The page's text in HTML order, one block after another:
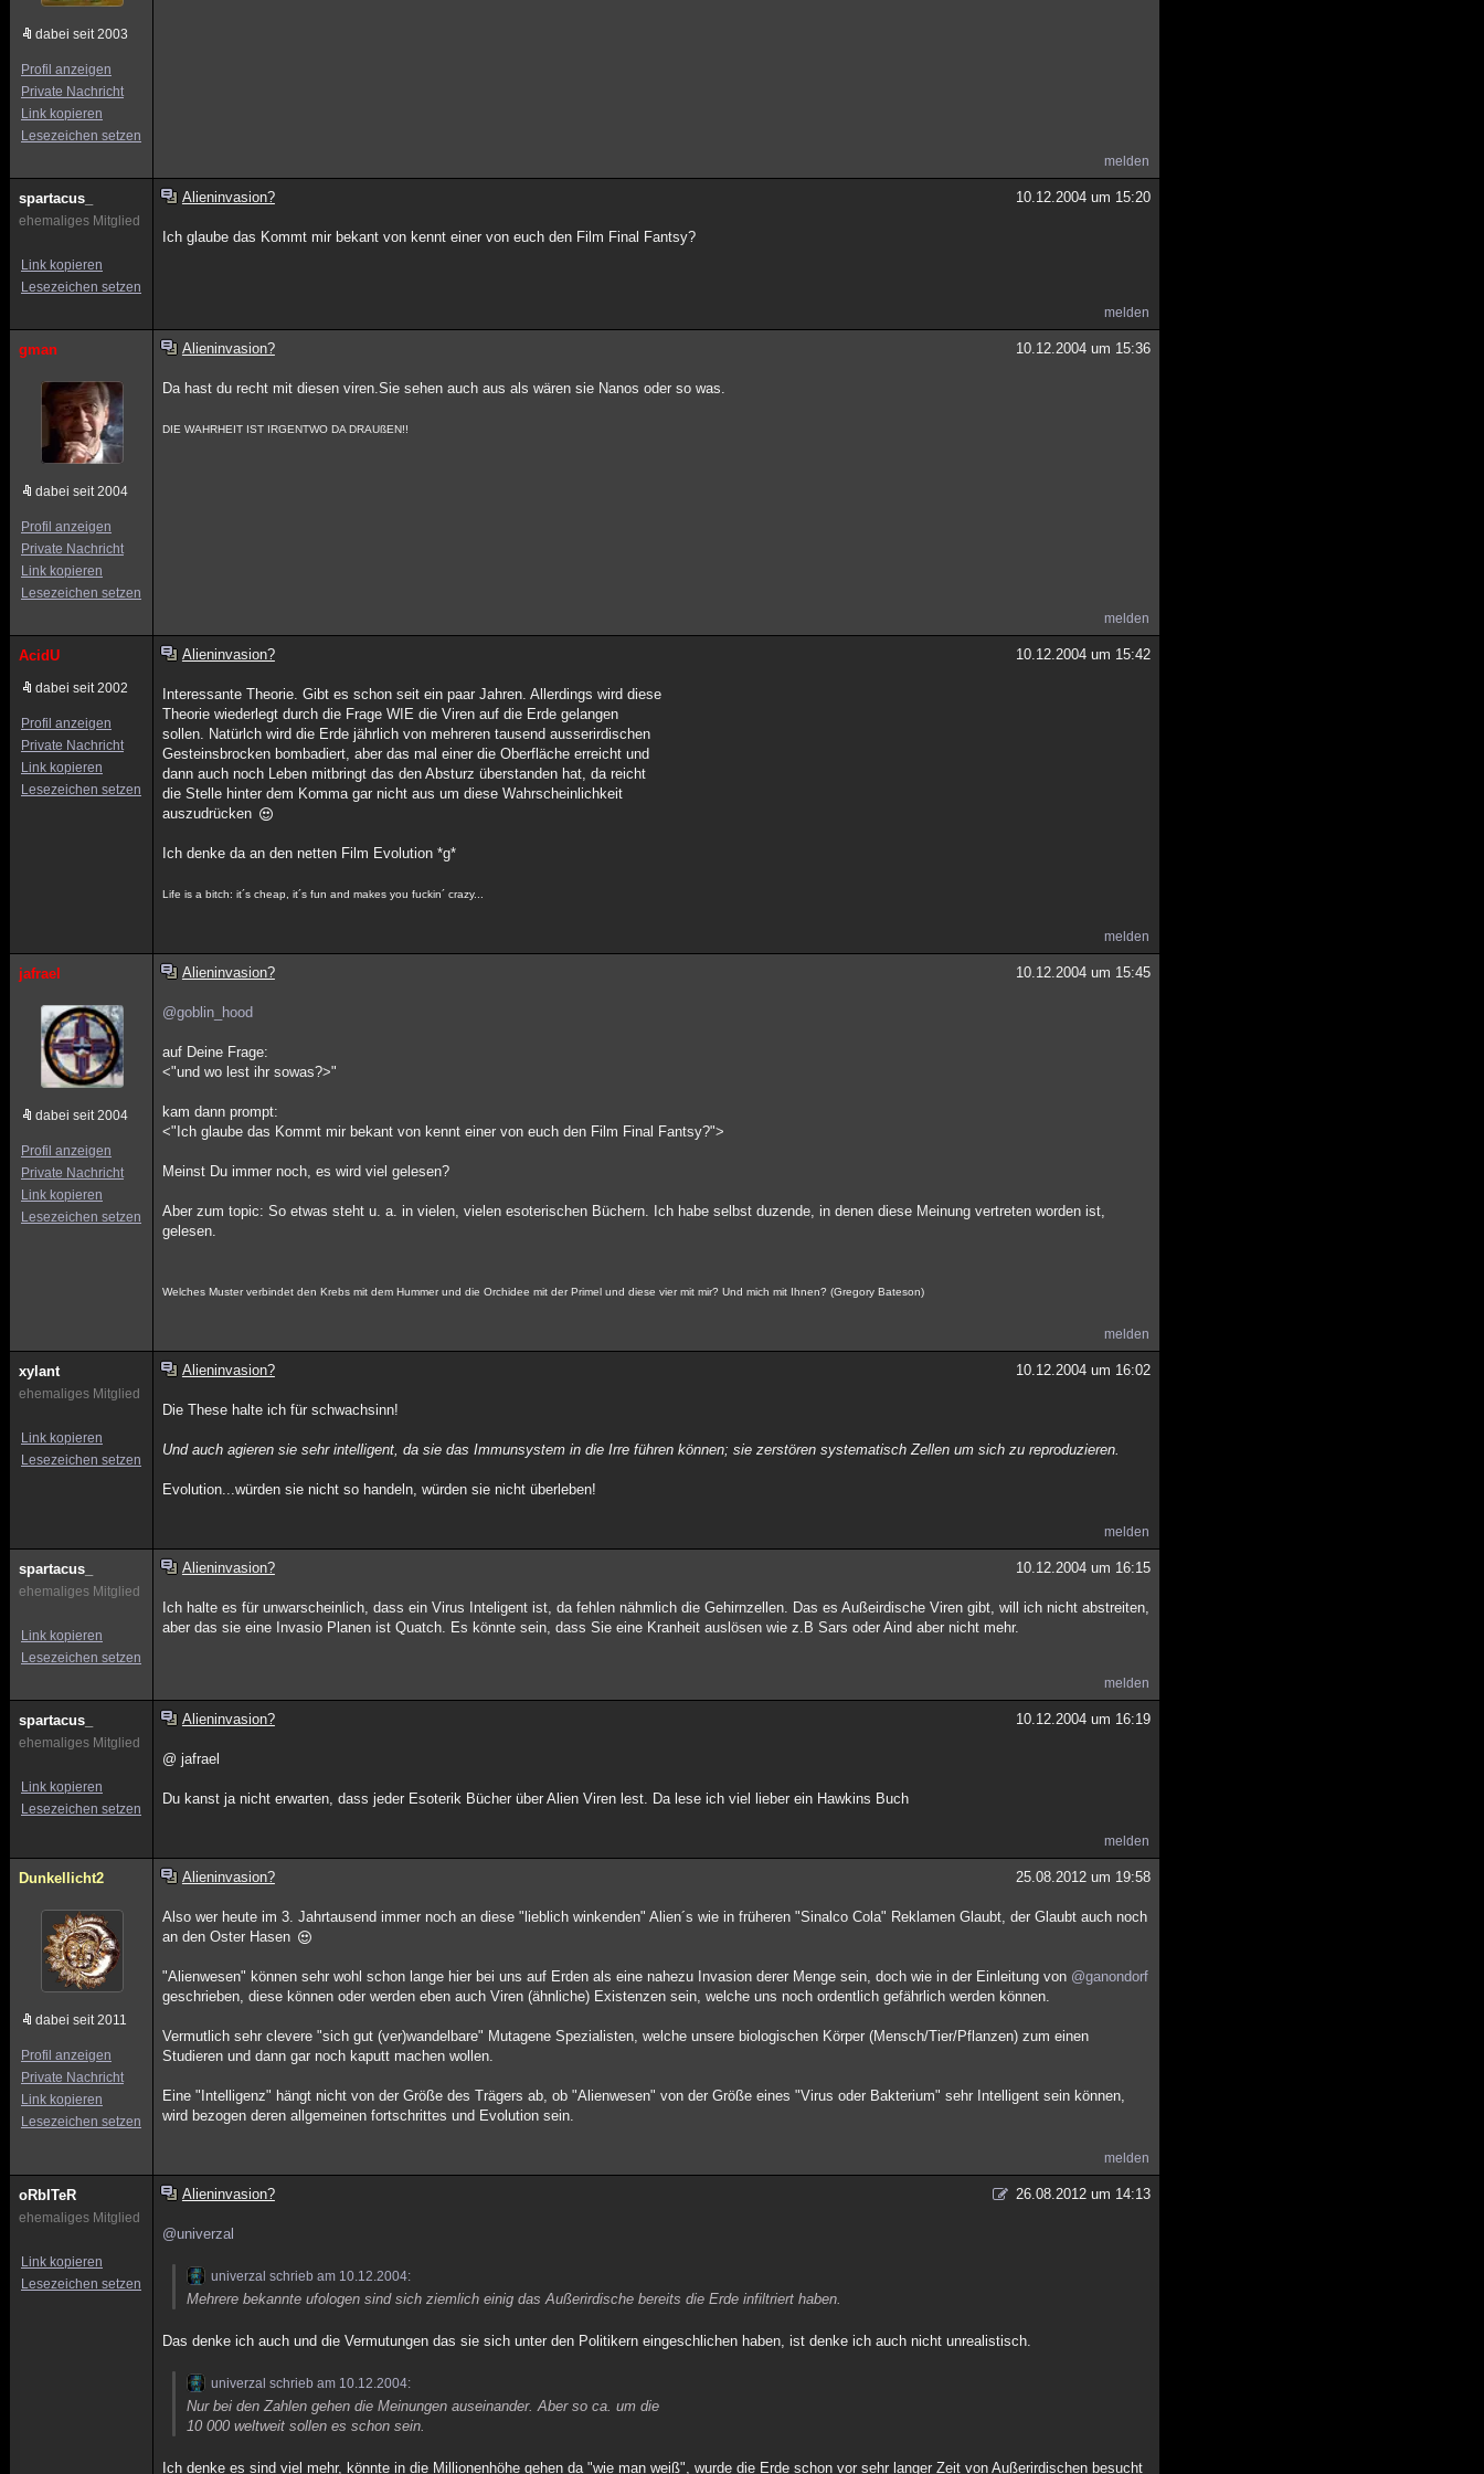
dabei seit 2003
Profil anzeigen
Private Nachricht
Link kopieren
Lesezeichen setzen
melden
spartacus_
ehemaliges Mitglied
Link kopieren
Lesezeichen setzen
Alieninvasion? 10.12.2004 um 15:20
Ich glaube das Kommt mir bekant von kennt einer von euch den Film Final Fantsy?
melden
gman
dabei seit 2004
Profil anzeigen
Private Nachricht
Link kopieren
Lesezeichen setzen
Alieninvasion? 10.12.2004 um 15:36
Da hast du recht mit diesen viren.Sie sehen auch aus als wären sie Nanos oder so was.
DIE WAHRHEIT IST IRGENTWO DA DRAUßEN!!
melden
AcidU
dabei seit 2002
Profil anzeigen
Private Nachricht
Link kopieren
Lesezeichen setzen
Alieninvasion? 10.12.2004 um 15:42
Interessante Theorie. Gibt es schon seit ein paar Jahren. Allerdings wird diese
Theorie wiederlegt durch die Frage WIE die Viren auf die Erde gelangen
sollen. Natürlch wird die Erde jährlich von mehreren tausend ausserirdischen
Gesteinsbrocken bombadiert, aber das mal einer die Oberfläche erreicht und
dann auch noch Leben mitbringt das den Absturz überstanden hat, da reicht
die Stelle hinter dem Komma gar nicht aus um diese Wahrscheinlichkeit
auszudrücken
Ich denke da an den netten Film Evolution *g*
Life is a bitch: it´s cheap, it´s fun and makes you fuckin´ crazy...
melden
jafrael
dabei seit 2004
Profil anzeigen
Private Nachricht
Link kopieren
Lesezeichen setzen
Alieninvasion? 10.12.2004 um 15:45
@goblin_hood
auf Deine Frage:
<"und wo lest ihr sowas?>"
kam dann prompt:
<"Ich glaube das Kommt mir bekant von kennt einer von euch den Film Final Fantsy?">
Meinst Du immer noch, es wird viel gelesen?
Aber zum topic: So etwas steht u. a. in vielen, vielen esoterischen Büchern. Ich habe selbst duzende, in denen diese Meinung vertreten worden ist,
gelesen.
Welches Muster verbindet den Krebs mit dem Hummer und die Orchidee mit der Primel und diese vier mit mir? Und mich mit Ihnen? (Gregory Bateson)
melden
xylant
ehemaliges Mitglied
Link kopieren
Lesezeichen setzen
Alieninvasion? 10.12.2004 um 16:02
Die These halte ich für schwachsinn!
Und auch agieren sie sehr intelligent, da sie das Immunsystem in die Irre führen können; sie zerstören systematisch Zellen um sich zu reproduzieren.
Evolution...würden sie nicht so handeln, würden sie nicht überleben!
melden
spartacus_
ehemaliges Mitglied
Link kopieren
Lesezeichen setzen
Alieninvasion? 10.12.2004 um 16:15
Ich halte es für unwarscheinlich, dass ein Virus Inteligent ist, da fehlen nähmlich die Gehirnzellen. Das es Außeirdische Viren gibt, will ich nicht abstreiten,
aber das sie eine Invasio Planen ist Quatch. Es könnte sein, dass Sie eine Kranheit auslösen wie z.B Sars oder Aind aber nicht mehr.
melden
spartacus_
ehemaliges Mitglied
Link kopieren
Lesezeichen setzen
Alieninvasion? 10.12.2004 um 16:19
@ jafrael
Du kanst ja nicht erwarten, dass jeder Esoterik Bücher über Alien Viren lest. Da lese ich viel lieber ein Hawkins Buch
melden
Dunkellicht2
dabei seit 2011
Profil anzeigen
Private Nachricht
Link kopieren
Lesezeichen setzen
Alieninvasion? 25.08.2012 um 19:58
Also wer heute im 3. Jahrtausend immer noch an diese "lieblich winkenden" Alien´s wie in früheren "Sinalco Cola" Reklamen Glaubt, der Glaubt auch noch
an den Oster Hasen
"Alienwesen" können sehr wohl schon lange hier bei uns auf Erden als eine nahezu Invasion derer Menge sein, doch wie in der Einleitung von @ganondorf
geschrieben, diese können oder werden eben auch Viren (ähnliche) Existenzen sein, welche uns noch ordentlich gefährlich werden können.
Vermutlich sehr clevere "sich gut (ver)wandelbare" Mutagene Spezialisten, welche unsere biologischen Körper (Mensch/Tier/Pflanzen) zum einen
Studieren und dann gar noch kaputt machen wollen.
Eine "Intelligenz" hängt nicht von der Größe des Trägers ab, ob "Alienwesen" von der Größe eines "Virus oder Bakterium" sehr Intelligent sein können,
wird bezogen deren allgemeinen fortschrittes und Evolution sein.
melden
oRbITeR
ehemaliges Mitglied
Link kopieren
Lesezeichen setzen
Alieninvasion? 26.08.2012 um 14:13
@univerzal
univerzal schrieb am 10.12.2004:
Mehrere bekannte ufologen sind sich ziemlich einig das Außerirdische bereits die Erde infiltriert haben.
Das denke ich auch und die Vermutungen das sie sich unter den Politikern eingeschlichen haben, ist denke ich auch nicht unrealistisch.
univerzal schrieb am 10.12.2004:
Nur bei den Zahlen gehen die Meinungen auseinander. Aber so ca. um die
10 000 weltweit sollen es schon sein.
Ich denke es sind viel mehr, könnte in die Millionenhöhe gehen da "wie man weiß", wurde die Erde schon vor sehr langer Zeit von Außerirdischen besucht